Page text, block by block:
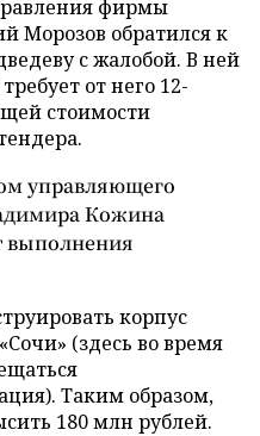
фирмы
Морозов обратился к
с жалобой. В ней
от него 12-
стоимости
управляющего
Кожина
выполнения
корпус
(здесь во время
Таким образом,
180 млн рублей.